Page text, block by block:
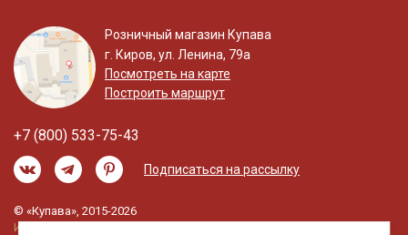
Розничный магазин Купава
г. Киров, ул. Ленина, 79а
Посмотреть на карте
Построить маршрут
+7 (800) 533-75-43
Подписаться на рассылку
© «Купава», 2015-2026
Информация на сайте не является публичной